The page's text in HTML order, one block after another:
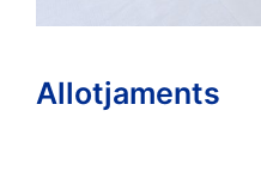
Allotjaments